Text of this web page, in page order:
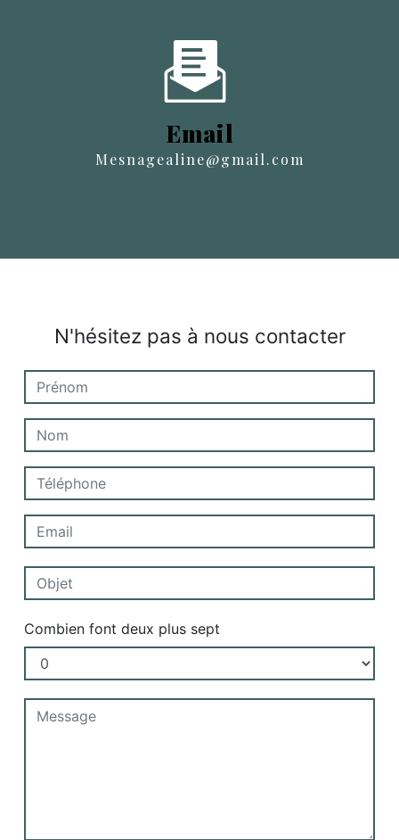
Email
mesnagealine@gmail.com
N'hésitez pas à nous contacter
Combien font deux plus sept